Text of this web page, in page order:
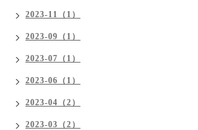
2023-11（1）
2023-09（1）
2023-07（1）
2023-06（1）
2023-04（2）
2023-03（2）